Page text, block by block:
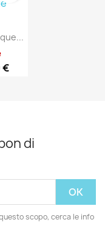
€
di
scopo, cerca le info